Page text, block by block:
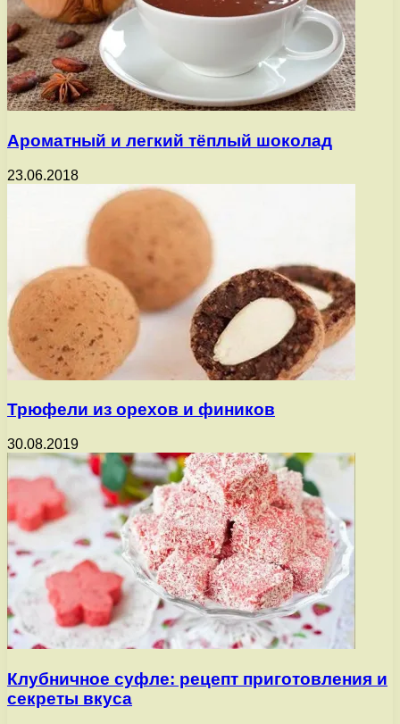
Ароматный и легкий тёплый шоколад
23.06.2018
Трюфели из орехов и фиников
30.08.2019
Клубничное суфле: рецепт приготовления и
секреты вкуса